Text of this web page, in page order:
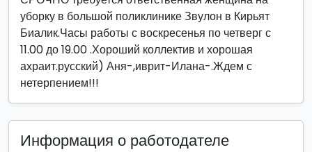
уборку в большой поликлинике Звулон в Кирьят
Биалик.Часы работы с воскресенья по четверг с
11.00 до 19.00 .Хороший коллектив и хорошая
ахраит.русский) Аня-,иврит-Илана-.Ждем с
нетерпением!!!
Информация о работодателе